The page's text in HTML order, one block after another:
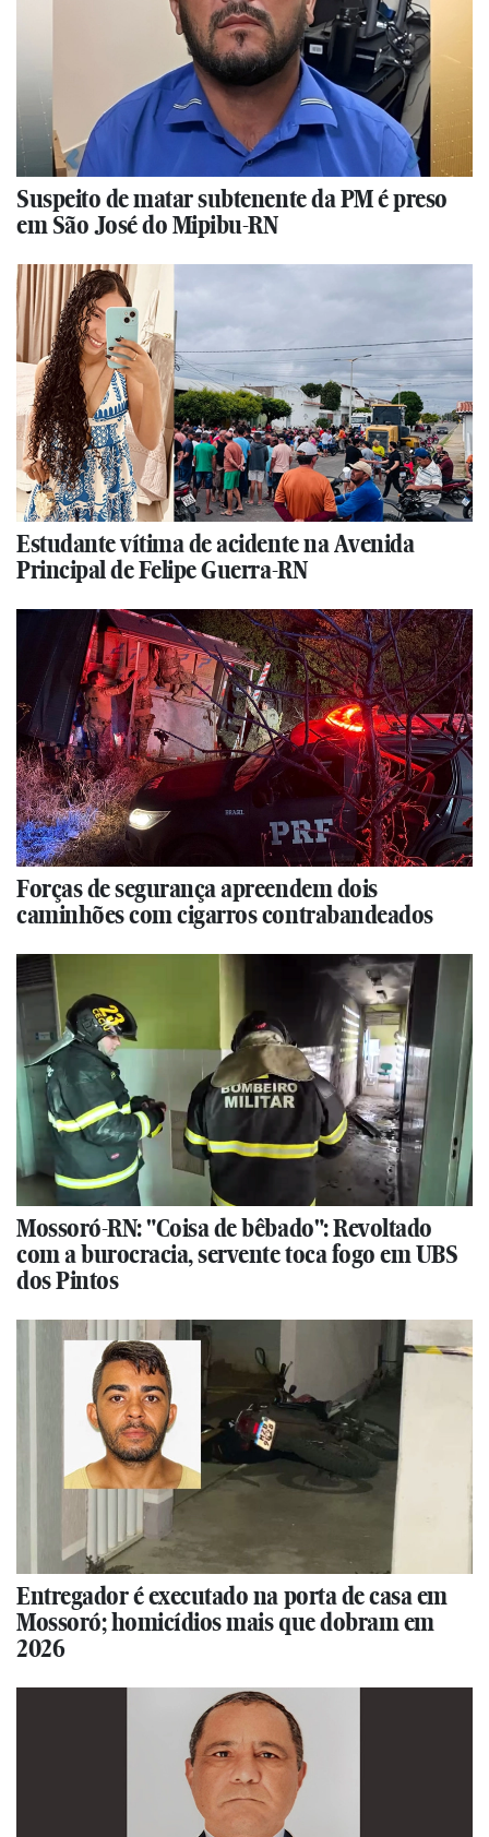
Suspeito de matar subtenente da PM é preso
em São José do Mipibu-RN
Estudante vítima de acidente na Avenida
Principal de Felipe Guerra-RN
Forças de segurança apreendem dois
caminhões com cigarros contrabandeados
Mossoró-RN: "Coisa de bêbado": Revoltado
com a burocracia, servente toca fogo em UBS
dos Pintos
Entregador é executado na porta de casa em
Mossoró; homicídios mais que dobram em
2026